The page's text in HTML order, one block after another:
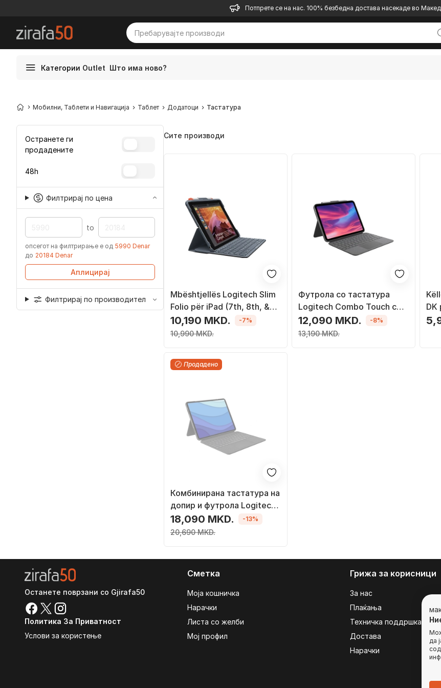
Потпрете се на нас. 100% безбедна достава насекаде во
Категории Outlet Што има ново?
Мобилни, Таблети и Навигација Таблет Додатоци Тастатура
Остранете ги
продадените
48h
Филтрирај по цена
to
опсегот на филтрирање е од 5990 Denar
до 20184 Denar
Аплицирај
Филтрирај по производител
Сите производи
Mbështjellës Logitech Slim
Folio për iPad (7th, 8th, &
9th generation) - GRAPHITE
- UK
10,190 MKD.
10,990 MKD.
-7%
Футрола со тастатура
Logitech Combo Touch со
капак за Apple iPad 2022
(10-та генерација),
12,090 MKD.
13,190 MKD.
-8%
DK
Продадено
Комбинирана тастатура на
допир и футрола Logitech
за iPad Pro 12,9" (генер. 5 и
6)
18,090 MKD.
20,690 MKD.
-13%
Останете поврзани со Gjirafa50
Политика За Приватност
Услови за користење
Сметка
Моја кошничка
Нарачки
Листа со желби
Мој профил
Грижа за корисници
За нас
Плаќања
Техничка поддршка
Достава
Нарачки
да